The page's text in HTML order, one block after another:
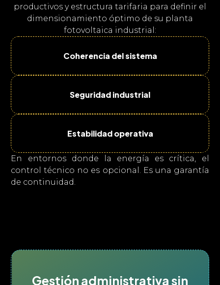
productivos y estructura tarifaria para definir el
dimensionamiento óptimo de su planta
fotovoltaica industrial:
Coherencia del sistema
Seguridad industrial
Estabilidad operativa
En entornos donde la energía es crítica, el
control técnico no es opcional. Es una garantía
de continuidad.
Gestión administrativa sin